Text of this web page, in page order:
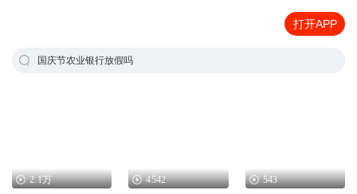
打开APP
国庆节农业银行放假吗
2.1万 4542 543